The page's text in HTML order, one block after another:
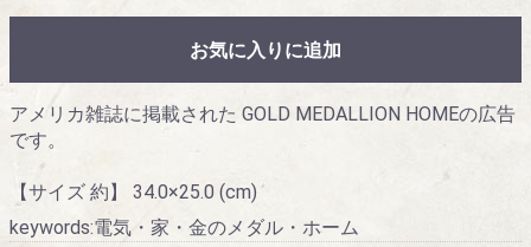
お気に入りに追加
アメリカ雑誌に掲載された GOLD MEDALLION HOMEの広告
です。
【サイズ 約】 34.0×25.0 (cm)
keywords:電気・家・金のメダル・ホーム